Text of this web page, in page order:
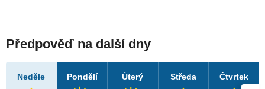
Předpověď na další dny
Neděle Pondělí Úterý Středa Čtvrtek